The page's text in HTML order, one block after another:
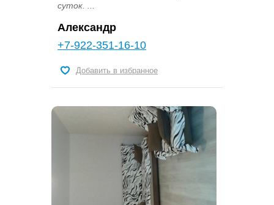
суток. ...
Александр
+7-922-351-16-10
Добавить в избранное